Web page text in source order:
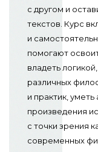
с другом и
текстов. Курс
и
помогают
владеть
различных
и практик, уметь
произведения
с точки зрения
современных